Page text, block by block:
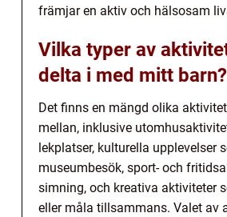
främjar en aktiv och hälsosam
Vilka typer av
delta i med mitt barn?
Det finns en mängd olika
mellan, inklusive
lekplatser, kulturella upplevelser
museumbesök, sport- och
simning, och kreativa aktiviteter
eller måla tillsammans. Valet av